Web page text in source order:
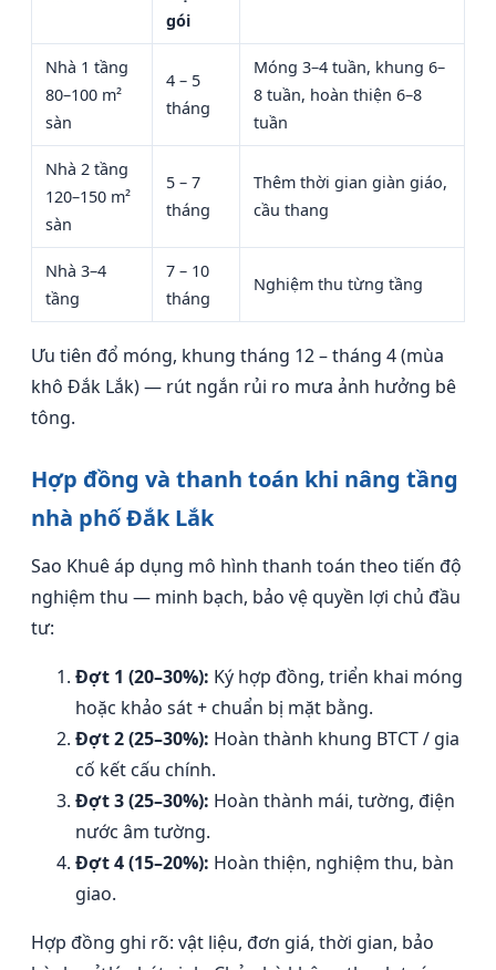
gói
Nhà 1 tầng
80–100 m²
sàn
4 – 5
tháng
Móng 3–4 tuần, khung 6–
8 tuần, hoàn thiện 6–8
tuần
Nhà 2 tầng
120–150 m²
sàn
5 – 7
tháng
Thêm thời gian giàn giáo,
cầu thang
Nhà 3–4
tầng
7 – 10
tháng
Nghiệm thu từng tầng
Ưu tiên đổ móng, khung tháng 12 – tháng 4 (mùa
khô Đắk Lắk) — rút ngắn rủi ro mưa ảnh hưởng bê
tông.
Hợp đồng và thanh toán khi nâng tầng
nhà phố Đắk Lắk
Sao Khuê áp dụng mô hình thanh toán theo tiến độ
nghiệm thu — minh bạch, bảo vệ quyền lợi chủ đầu
tư:
Đợt 1 (20–30%): Ký hợp đồng, triển khai móng
hoặc khảo sát + chuẩn bị mặt bằng.
Đợt 2 (25–30%): Hoàn thành khung BTCT / gia
cố kết cấu chính.
Đợt 3 (25–30%): Hoàn thành mái, tường, điện
nước âm tường.
Đợt 4 (15–20%): Hoàn thiện, nghiệm thu, bàn
giao.
Hợp đồng ghi rõ: vật liệu, đơn giá, thời gian, bảo